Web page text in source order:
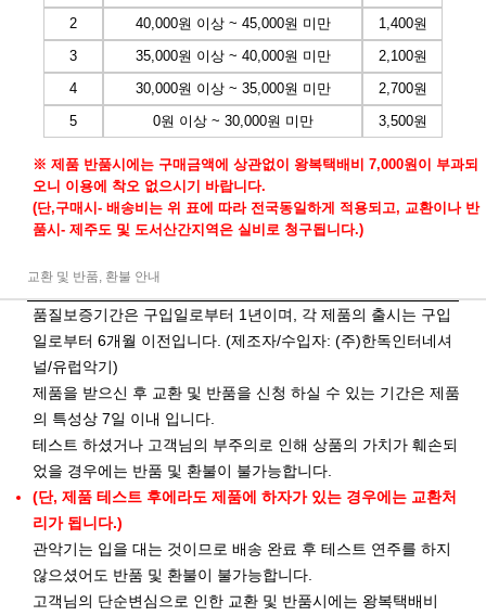
2
40,000원 이상 ~ 45,000원 미만
1,400원
3
35,000원 이상 ~ 40,000원 미만
2,100원
4
30,000원 이상 ~ 35,000원 미만
2,700원
5
0원 이상 ~ 30,000원 미만 3,500원
※ 제품 반품시에는 구매금액에 상관없이 왕복택배비 7,000원이 부과되
오니 이용에 착오 없으시기 바랍니다.
(단,구매시- 배송비는 위 표에 따라 전국동일하게 적용되고, 교환이나 반
품시- 제주도 및 도서산간지역은 실비로 청구됩니다.)
교환 및 반품, 환불 안내
품질보증기간은 구입일로부터 1년이며, 각 제품의 출시는 구입
일로부터 6개월 이전입니다. (제조자/수입자: (주)한독인터네셔
널/유럽악기)
제품을 받으신 후 교환 및 반품을 신청 하실 수 있는 기간은 제품
의 특성상 7일 이내 입니다.
테스트 하셨거나 고객님의 부주의로 인해 상품의 가치가 훼손되
었을 경우에는 반품 및 환불이 불가능합니다.
(단, 제품 테스트 후에라도 제품에 하자가 있는 경우에는 교환처
리가 됩니다.)
관악기는 입을 대는 것이므로 배송 완료 후 테스트 연주를 하지
않으셨어도 반품 및 환불이 불가능합니다.
고객님의 단순변심으로 인한 교환 및 반품시에는 왕복택배비